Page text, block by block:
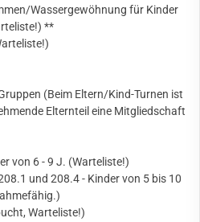
Wassergewöhnung für Kinder
**
(Beim Eltern/Kind-Turnen ist
Elternteil eine Mitgliedschaft
von 6 - 9 J. (Warteliste!)
und 208.4 - Kinder von 5 bis 10
Warteliste!)